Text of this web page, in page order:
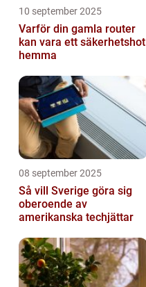
10 september 2025
Varför din gamla router
kan vara ett säkerhetshot
hemma
08 september 2025
Så vill Sverige göra sig
oberoende av
amerikanska techjättar